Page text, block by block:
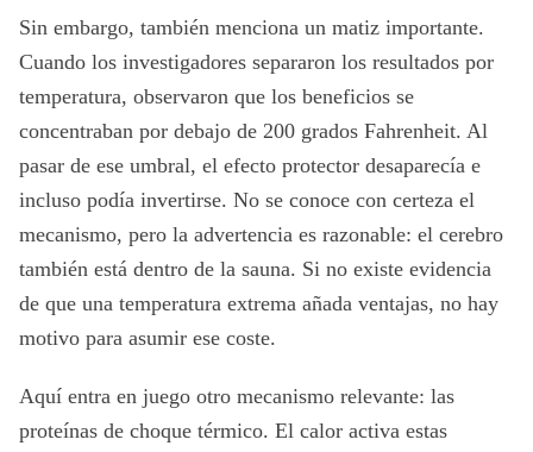
Sin embargo, también menciona un matiz importante.
Cuando los investigadores separaron los resultados por
temperatura, observaron que los beneficios se
concentraban por debajo de 200 grados Fahrenheit. Al
pasar de ese umbral, el efecto protector desaparecía e
incluso podía invertirse. No se conoce con certeza el
mecanismo, pero la advertencia es razonable: el cerebro
también está dentro de la sauna. Si no existe evidencia
de que una temperatura extrema añada ventajas, no hay
motivo para asumir ese coste.
Aquí entra en juego otro mecanismo relevante: las
proteínas de choque térmico. El calor activa estas